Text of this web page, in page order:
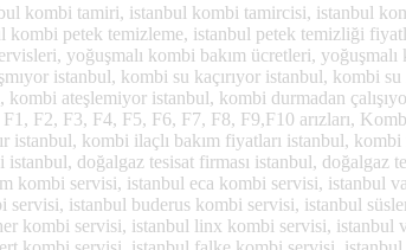
kombi tamiri, istanbul kombi tamircisi, istanbul
kombi petek temizleme, istanbul petek temizliği
yoğuşmalı kombi bakım ücretleri,
istanbul, kombi su kaçırıyor istanbul, kombi
ateşlemiyor istanbul, kombi durmadan
F2, F3, F4, F5, F6, F7, F8, F9,F10 arızları,
istanbul, kombi ilaçlı bakım fiyatları istanbul,
istanbul, doğalgaz tesisat firması istanbul,
kombi servisi, istanbul eca kombi servisi,
servisi, istanbul buderus kombi servisi, istanbul
kombi servisi, istanbul linx kombi servisi,